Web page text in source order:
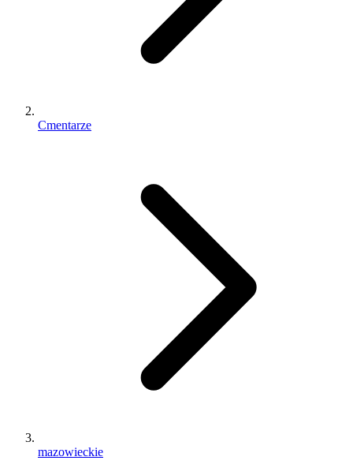
Cmentarze
mazowieckie